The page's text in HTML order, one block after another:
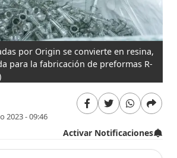
por Origin se convierte en resina,
para la fabricación de preformas R-
2023 - 09:46
Activar Notificaciones